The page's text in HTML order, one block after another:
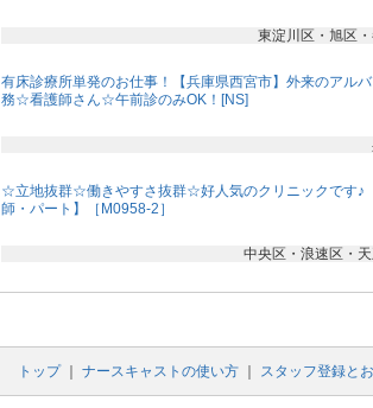
東淀川区・旭区
有床診療所単発のお仕事！【兵庫県西宮市】外来のアル
務☆看護師さん☆午前診のみOK！[NS]
☆立地抜群☆働きやすさ抜群☆好人気のクリニックです♪
師・パート】［M0958-2］
中央区・浪速区・
トップ｜ ナースキャストの使い方｜ スタッフ登録と